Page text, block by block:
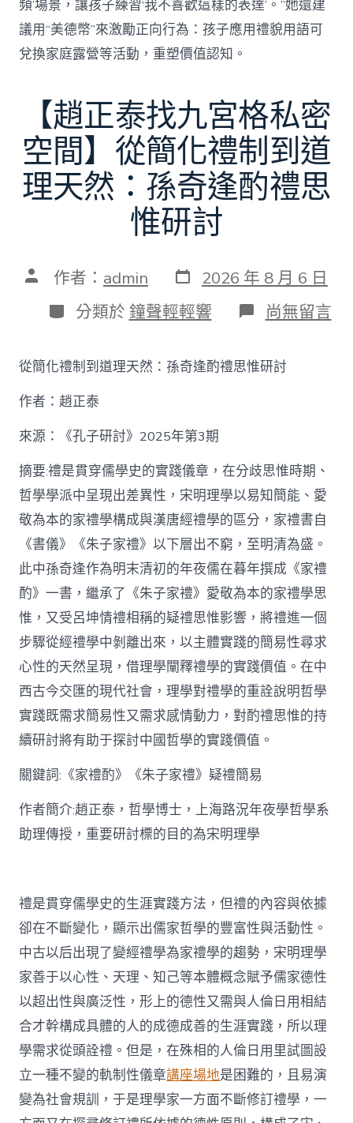
頻’場景，讓孩子練習‘我不喜歡這樣的表達’。”她還建
議用“美德幣”來激勵正向行為：孩子應用禮貌用語可
兌換家庭露營等活動，重塑價值認知。
【趙正泰找九宮格私密
空間】從簡化禮制到道
理天然：孫奇逢酌禮思
惟研討
文 作者： admin 發
表
日
期
2026 年 8 月 6 日
分
類
分類於 鐘聲輕輕響 在
〈【趙
泰
找
空
間】
從
簡
化
禮
制
到
道
理
天
然：
孫
奇
逢
酌
禮
思
中
尚無留言
從簡化禮制到道理天然：孫奇逢酌禮思惟研討
作者：趙正泰
來源：《孔子研討》2025年第3期
摘要:禮是貫穿儒學史的實踐儀章，在分歧思惟時期、
哲學學派中呈現出差異性，宋明理學以易知簡能、愛
敬為本的家禮學構成與漢唐經禮學的區分，家禮書自
《書儀》《朱子家禮》以下層出不窮，至明清為盛。
此中孫奇逢作為明末清初的年夜儒在暮年撰成《家禮
酌》一書，繼承了《朱子家禮》愛敬為本的家禮學思
惟，又受呂坤情禮相稱的疑禮思惟影響，將禮進一個
步驟從經禮學中剝離出來，以主體實踐的簡易性尋求
心性的天然呈現，借理學闡釋禮學的實踐價值。在中
西古今交匯的現代社會，理學對禮學的重詮說明哲學
實踐既需求簡易性又需求感情動力，對酌禮思惟的持
續研討將有助于探討中國哲學的實踐價值。
關鍵詞:《家禮酌》《朱子家禮》疑禮簡易
作者簡介:趙正泰，哲學博士，上海路況年夜學哲學系
助理傳授，重要研討標的目的為宋明理學
禮是貫穿儒學史的生涯實踐方法，但禮的內容與依據
卻在不斷變化，顯示出儒家哲學的豐富性與活動性。
中古以后出現了變經禮學為家禮學的趨勢，宋明理學
家善于以心性、天理、知己等本體概念賦予儒家德性
以超出性與廣泛性，形上的德性又需與人倫日用相結
合才幹構成具體的人的成德成善的生涯實踐，所以理
學需求從頭詮禮。但是，在殊相的人倫日用里試圖設
立一種不變的軌制性儀章講座場地是困難的，且易演
變為社會規訓，于是理學家一方面不斷修訂禮學，一